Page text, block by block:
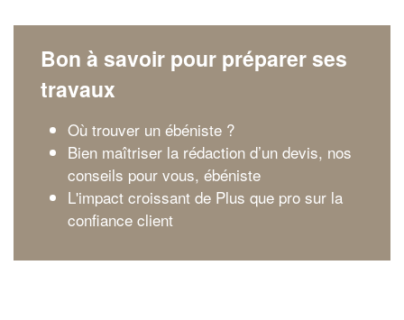
Bon à savoir pour préparer ses
travaux
Où trouver un ébéniste ?
Bien maîtriser la rédaction d’un devis, nos
conseils pour vous, ébéniste
L'impact croissant de Plus que pro sur la
confiance client